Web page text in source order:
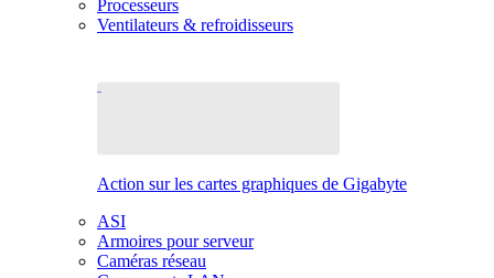
Processeurs
Ventilateurs & refroidisseurs
Action sur les cartes graphiques de Gigabyte
ASI
Armoires pour serveur
Caméras réseau